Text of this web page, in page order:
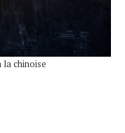
la chinoise